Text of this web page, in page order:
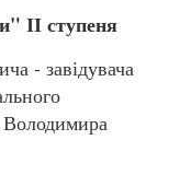
ІІ ступеня
- завідувача
Володимира